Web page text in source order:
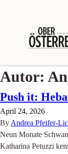
Autor:
Push it:
April 24, 2026
By Andrea Pfeifer-
Neun Monate
Katharina Petuzzi